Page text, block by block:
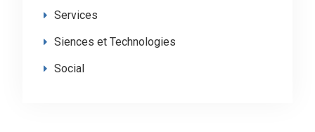
Services
Siences et Technologies
Social